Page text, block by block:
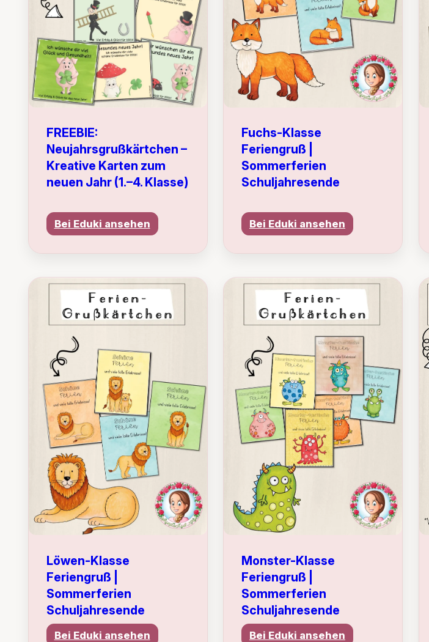
FREEBIE:
Neujahrsgrußkärtchen –
Kreative Karten zum
neuen Jahr (1.–4. Klasse)
Bei Eduki ansehen
Fuchs-Klasse
Feriengruß |
Sommerferien
Schuljahresende
Bei Eduki ansehen
Löwen-Klasse
Feriengruß |
Sommerferien
Schuljahresende
Bei Eduki ansehen
Monster-Klasse
Feriengruß |
Sommerferien
Schuljahresende
Bei Eduki ansehen